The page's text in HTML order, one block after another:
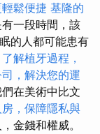
鬆便捷 基隆的
一段時間，該
的人都可能患有
了解植牙過程，
，解決您的運
在美術中比文
，保障隱私與
金錢和權威。